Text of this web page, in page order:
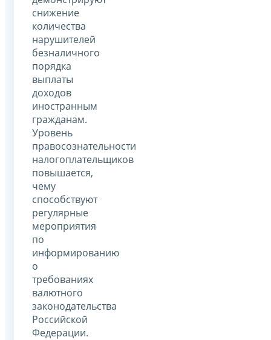
снижение
количества
нарушителей
безналичного
порядка
выплаты
доходов
иностранным
гражданам.
Уровень
правосознательности
налогоплательщиков
повышается,
чему
способствуют
регулярные
мероприятия
по
информированию
о
требованиях
валютного
законодательства
Российской
Федерации.